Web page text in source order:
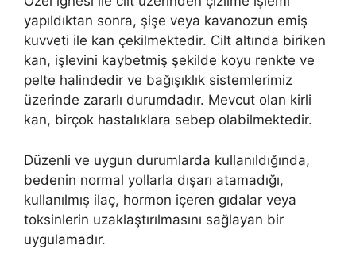
yapıldıktan sonra, şişe veya kavanozun emiş
kuvveti ile kan çekilmektedir. Cilt altında biriken
kan, işlevini kaybetmiş şekilde koyu renkte ve
pelte halindedir ve bağışıklık sistemlerimiz
üzerinde zararlı durumdadır. Mevcut olan kirli
kan, birçok hastalıklara sebep olabilmektedir.
Düzenli ve uygun durumlarda kullanıldığında,
bedenin normal yollarla dışarı atamadığı,
kullanılmış ilaç, hormon içeren gıdalar veya
toksinlerin uzaklaştırılmasını sağlayan bir
uygulamadır.